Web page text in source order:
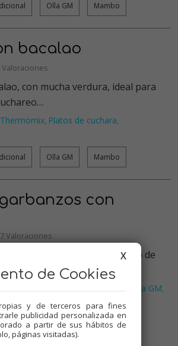
Olla GM Mambo
bacalao
Valoraciones
con mucha verdura, ideal para
Thermomix, Platos de cuchara,
Olla GM Mambo
con
Valoraciones
con patatas. Un clásico plato de
y e…
,Platos de cuchara,Recetas para olla GM,
Olla GM Mambo
X
de Cookies
y de terceros para fines
publicidad personalizada en
a partir de sus hábitos de
páginas visitadas).